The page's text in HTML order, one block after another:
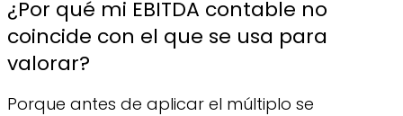
¿Por qué mi EBITDA contable no
coincide con el que se usa para
valorar?
Porque antes de aplicar el múltiplo se